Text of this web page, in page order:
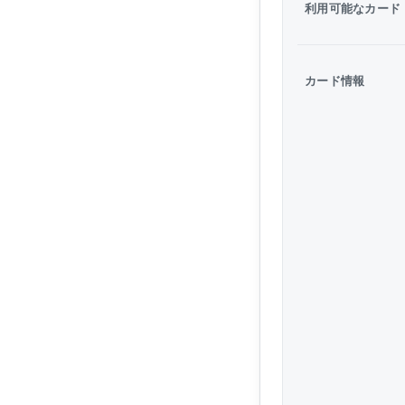
利用可能なカード
カード情報